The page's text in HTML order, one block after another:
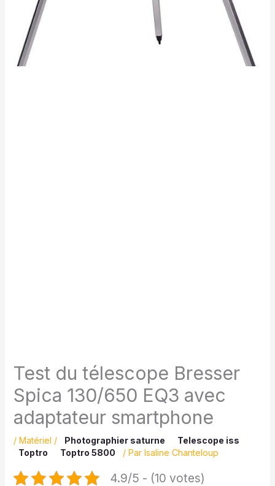
Test du télescope Bresser
Spica 130/650 EQ3 avec
adaptateur smartphone
/ Matériel / Photographier saturne
Telescope iss
Toptro
Toptro 5800 / Par Isaline Chanteloup
4.9/5 - (10 votes)